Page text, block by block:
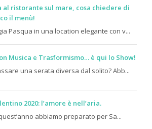
al ristorante sul mare, cosa chiedere di
il menù!
Pasqua in una location elegante con v...
Musica e Trasformismo… è qui lo Show!
una serata diversa dal solito? Abb...
2020: l’amore è nell’aria.
abbiamo preparato per Sa...